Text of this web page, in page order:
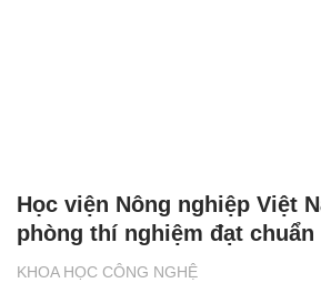
KHOA HỌC CÔNG NGHỆ
Học viện Nông nghiệp Việt
phòng thí nghiệm đạt chuẩn